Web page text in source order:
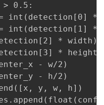
0.5:
int(detection[0] *
int(detection[1] *
* width)
* height)
- w/2)
- h/2)
y, w, h])